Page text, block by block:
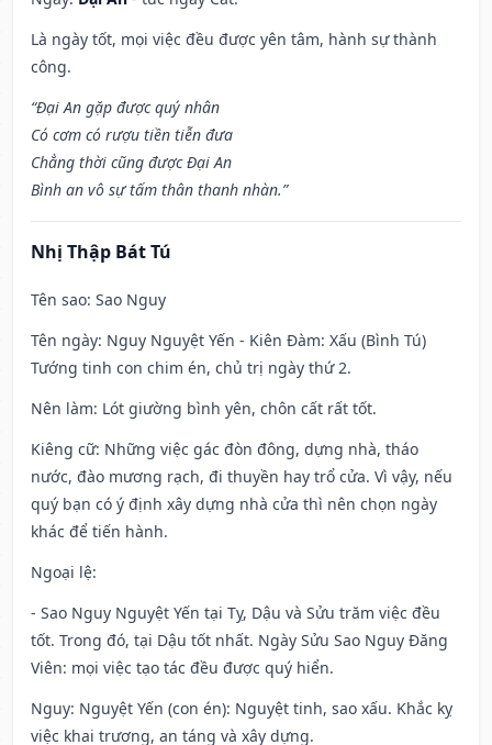
Là ngày tốt, mọi việc đều được yên tâm, hành sự thành
công.
“Đại An gặp được quý nhân
Có cơm có rượu tiền tiễn đưa
Chẳng thời cũng được Đại An
Bình an vô sự tấm thân thanh nhàn.”
Nhị Thập Bát Tú
Tên sao: Sao Nguy
Tên ngày: Nguy Nguyệt Yến - Kiên Đàm: Xấu (Bình Tú)
Tướng tinh con chim én, chủ trị ngày thứ 2.
Nên làm: Lót giường bình yên, chôn cất rất tốt.
Kiêng cữ: Những việc gác đòn đông, dựng nhà, tháo
nước, đào mương rạch, đi thuyền hay trổ cửa. Vì vậy, nếu
quý bạn có ý định xây dựng nhà cửa thì nên chọn ngày
khác để tiến hành.
Ngoại lệ:
- Sao Nguy Nguyệt Yến tại Tỵ, Dậu và Sửu trăm việc đều
tốt. Trong đó, tại Dậu tốt nhất. Ngày Sửu Sao Nguy Đăng
Viên: mọi việc tạo tác đều được quý hiển.
Nguy: Nguyệt Yến (con én): Nguyệt tinh, sao xấu. Khắc kỵ
việc khai trương, an táng và xây dựng.